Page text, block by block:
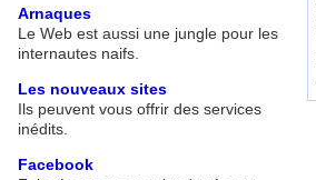
Arnaques
Le Web est aussi une jungle pour les
internautes naifs.
Les nouveaux sites
Ils peuvent vous offrir des services
inédits.
Facebook